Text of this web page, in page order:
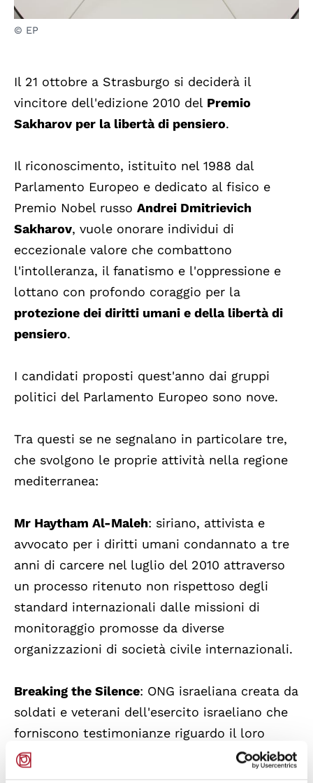
© EP
Il 21 ottobre a Strasburgo si deciderà il
vincitore dell'edizione 2010 del Premio
Sakharov per la libertà di pensiero.
Il riconoscimento, istituito nel 1988 dal
Parlamento Europeo e dedicato al fisico e
Premio Nobel russo Andrei Dmitrievich
Sakharov, vuole onorare individui di
eccezionale valore che combattono
l'intolleranza, il fanatismo e l'oppressione e
lottano con profondo coraggio per la
protezione dei diritti umani e della libertà di
pensiero.
I candidati proposti quest'anno dai gruppi
politici del Parlamento Europeo sono nove.
Tra questi se ne segnalano in particolare tre,
che svolgono le proprie attività nella regione
mediterranea:
Mr Haytham Al-Maleh: siriano, attivista e
avvocato per i diritti umani condannato a tre
anni di carcere nel luglio del 2010 attraverso
un processo ritenuto non rispettoso degli
standard internazionali dalle missioni di
monitoraggio promosse da diverse
organizzazioni di società civile internazionali.
Breaking the Silence: ONG israeliana creata da
soldati e veterani dell'esercito israeliano che
forniscono testimonianze riguardo il loro
servizio militare in Cisgiordania, nella Striscia